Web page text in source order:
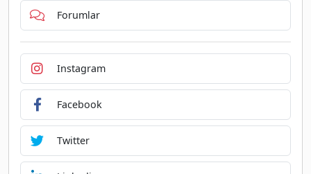
Forumlar
Instagram
Facebook
Twitter